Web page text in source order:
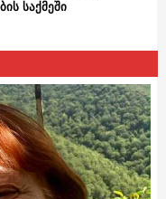
საქმეში